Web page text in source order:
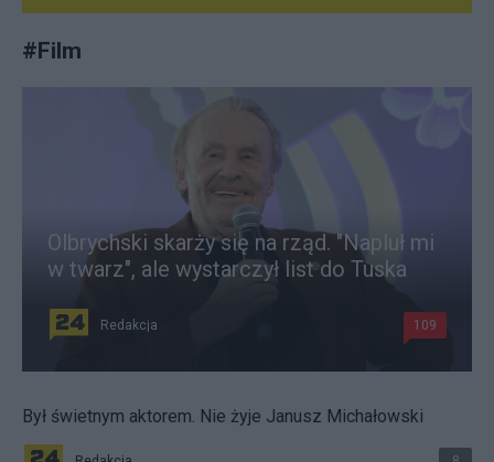
#Film
Olbrychski skarży się na rząd. "Napluł mi
w twarz", ale wystarczył list do Tuska
Redakcja 109
Był świetnym aktorem. Nie żyje Janusz Michałowski